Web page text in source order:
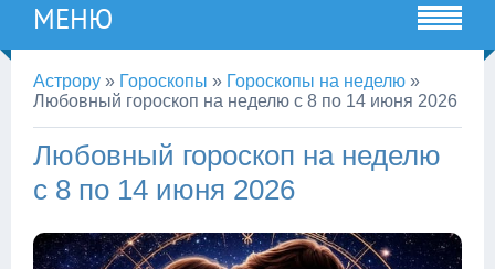
МЕНЮ
Астрору » Гороскопы » Гороскопы на неделю »
Любовный гороскоп на неделю с 8 по 14 июня 2026
Любовный гороскоп на неделю
с 8 по 14 июня 2026